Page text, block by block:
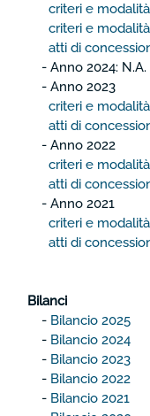
criteri e modalità
criteri e modalità
atti di
- Anno 2024: N.A.
- Anno 2023
criteri e modalità
atti di
- Anno 2022
criteri e modalità
atti di
- Anno 2021
criteri e modalità
atti di
Bilanci
- Bilancio 2025
- Bilancio 2024
- Bilancio 2023
- Bilancio 2022
- Bilancio 2021